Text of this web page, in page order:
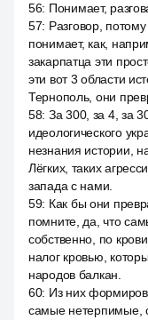
56: Понимает,
57: Разговор,
понимает, как,
закарпатца эти
эти вот 3 области
Тернополь, они
58: За 300, за 4, за
идеологического
незнания истории,
Лёгких, таких
запада с нами.
59: Как бы они
помните, да, что
собственно, по
налог кровью,
народов балкан.
60: Из них
самые нетерпимые,